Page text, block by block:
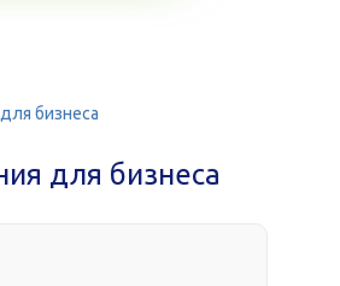
бизнеса
для бизнеса